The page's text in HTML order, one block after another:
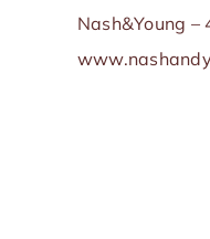
Nash&Young